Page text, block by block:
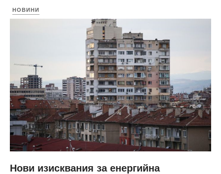
НОВИНИ
Нови изисквания за енергийна